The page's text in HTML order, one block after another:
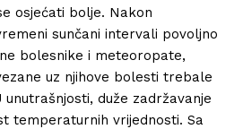
osjećati bolje. Nakon
sunčani intervali povoljno
bolesnike i meteoropate,
uz njihove bolesti trebale
duže zadržavanje
temperaturnih vrijednosti. Sa